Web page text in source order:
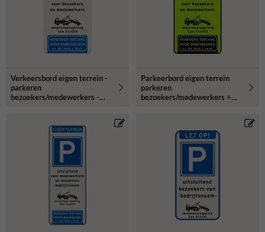
Verkeersbord eigen terrein -
parkeren
bezoekers/medewerkers -
Parkeerbord eigen terrein
parkeren
bezoekers/medewerkers +